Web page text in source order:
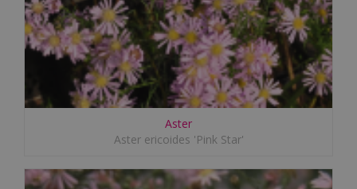
Aster
Aster ericoides 'Pink Star'